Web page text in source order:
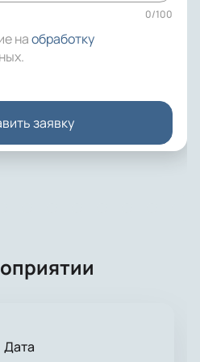
0/100
наобработку
.
заявку
Дата